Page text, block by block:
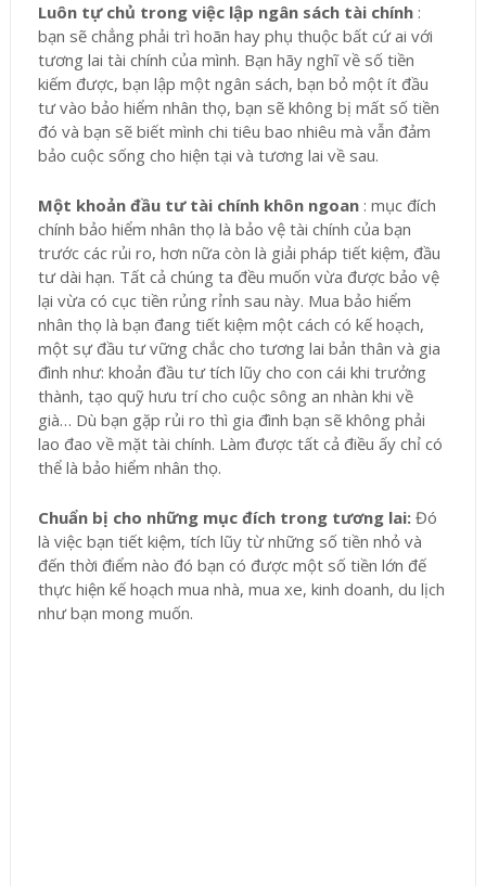
Luôn tự chủ trong việc lập ngân sách tài chính:
bạn sẽ chẳng phải trì hoãn hay phụ thuộc bất cứ ai với
tương lai tài chính của mình. Bạn hãy nghĩ về số tiền
kiếm được, bạn lập một ngân sách, bạn bỏ một ít đầu
tư vào bảo hiểm nhân thọ, bạn sẽ không bị mất số tiền
đó và bạn sẽ biết mình chi tiêu bao nhiêu mà vẫn đảm
bảo cuộc sống cho hiện tại và tương lai về sau.
Một khoản đầu tư tài chính khôn ngoan: mục đích
chính bảo hiểm nhân thọ là bảo vệ tài chính của bạn
trước các rủi ro, hơn nữa còn là giải pháp tiết kiệm, đầu
tư dài hạn. Tất cả chúng ta đều muốn vừa được bảo vệ
lại vừa có cục tiền rủng rỉnh sau này. Mua bảo hiểm
nhân thọ là bạn đang tiết kiệm một cách có kế hoạch,
một sự đầu tư vững chắc cho tương lai bản thân và gia
đình như: khoản đầu tư tích lũy cho con cái khi trưởng
thành, tạo quỹ hưu trí cho cuộc sông an nhàn khi về
già… Dù bạn gặp rủi ro thì gia đình bạn sẽ không phải
lao đao về mặt tài chính. Làm được tất cả điều ấy chỉ có
thể là bảo hiểm nhân thọ.
Chuẩn bị cho những mục đích trong tương lai:Đó
là việc bạn tiết kiệm, tích lũy từ những số tiền nhỏ và
đến thời điểm nào đó bạn có được một số tiền lớn đế
thực hiện kế hoạch mua nhà, mua xe, kinh doanh, du lịch
như bạn mong muốn.